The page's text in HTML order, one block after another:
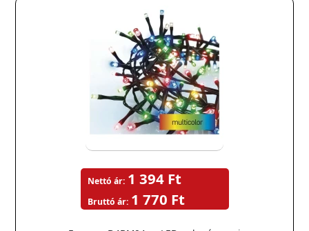
Nettó ár: 1 394 Ft
Bruttó ár: 1 770 Ft